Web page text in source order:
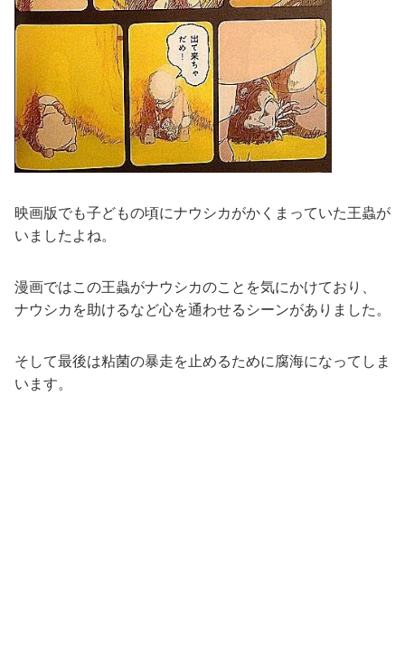
映画版でも子どもの頃にナウシカがかくまっていた王蟲が
いましたよね。
漫画ではこの王蟲がナウシカのことを気にかけており、
ナウシカを助けるなど心を通わせるシーンがありました。
そして最後は粘菌の暴走を止めるために腐海になってしま
います。